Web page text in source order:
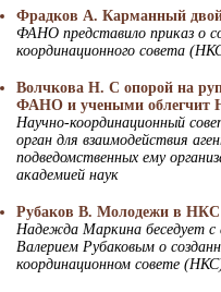
Фрадков А. Карманный
ФАНО представило приказ о
координационного совета
Волчкова Н. С опорой на
ФАНО и учеными облегчит
Научно-координационный
орган для взаимодействия
подведомственных ему
академией наук
Рубаков В. Молодежи в НКС
Надежда Маркина беседует
Валерием Рубаковым о
координационном совете